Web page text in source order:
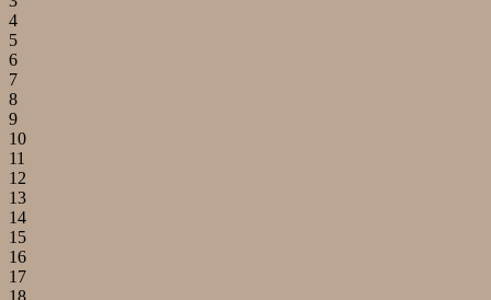
4
5
6
7
8
9
10
11
12
13
14
15
16
17